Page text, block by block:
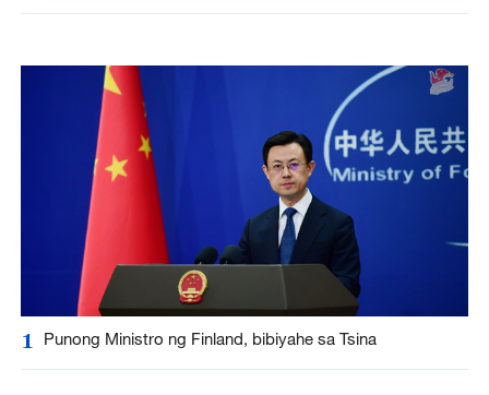
1 Punong Ministro ng Finland, bibiyahe sa Tsina